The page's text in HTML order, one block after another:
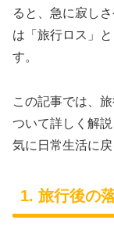
ると、急に寂し
は「旅行ロス」
す。
この記事では、
ついて詳しく解
気に日常生活に
1. 旅行後の